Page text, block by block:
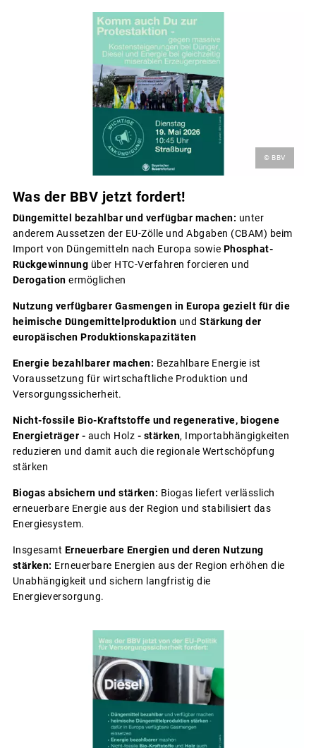
© BBV
Was der BBV jetzt fordert!
Düngemittel bezahlbar und verfügbar machen: unter
anderem Aussetzen der EU-Zölle und Abgaben (CBAM) beim
Import von Düngemitteln nach Europa sowie Phosphat-
Rückgewinnung über HTC-Verfahren forcieren und
Derogation ermöglichen
Nutzung verfügbarer Gasmengen in Europa gezielt für die
heimische Düngemittelproduktion und Stärkung der
europäischen Produktionskapazitäten
Energie bezahlbarer machen: Bezahlbare Energie ist
Voraussetzung für wirtschaftliche Produktion und
Versorgungssicherheit.
Nicht-fossile Bio-Kraftstoffe und regenerative, biogene
Energieträger - auch Holz - stärken, Importabhängigkeiten
reduzieren und damit auch die regionale Wertschöpfung
stärken
Biogas absichern und stärken: Biogas liefert verlässlich
erneuerbare Energie aus der Region und stabilisiert das
Energiesystem.
Insgesamt Erneuerbare Energien und deren Nutzung
stärken: Erneuerbare Energien aus der Region erhöhen die
Unabhängigkeit und sichern langfristig die
Energieversorgung.